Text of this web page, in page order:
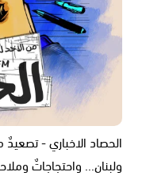
الحصاد الاخباري -
ولبنان... واحتجاجاتٌ وملاحقاتٌ